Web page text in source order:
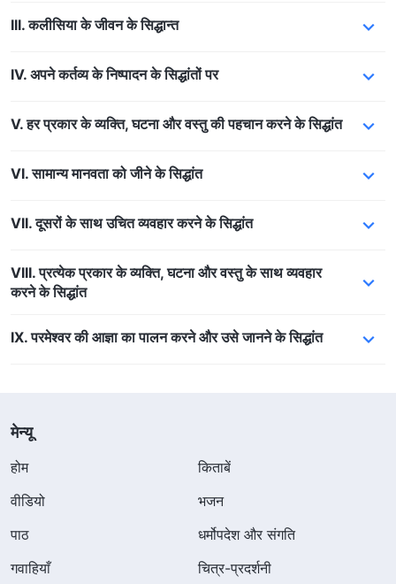
III. कलीसिया के जीवन के सिद्धान्‍त
IV. अपने कर्तव्य के निष्पादन के सिद्धांतों पर
V. हर प्रकार के व्यक्ति, घटना और वस्तु की पहचान करने के सिद्धांत
VI. सामान्य मानवता को जीने के सिद्धांत
VII. दूसरों के साथ उचित व्यवहार करने के सिद्धांत
VIII. प्रत्येक प्रकार के व्यक्ति, घटना और वस्तु के साथ व्यवहार
करने के सिद्धांत
IX. परमेश्वर की आज्ञा का पालन करने और उसे जानने के सिद्धांत
मेन्यू
होम
किताबें
वीडियो
भजन
पाठ
धर्मोपदेश और संगति
गवाहियाँ
चित्र-प्रदर्शनी